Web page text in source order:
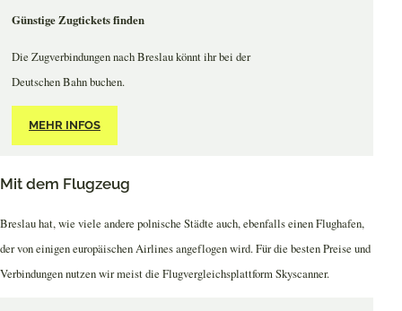
Günstige Zugtickets finden
Die Zugverbindungen nach Breslau könnt ihr bei der
Deutschen Bahn buchen.
MEHR INFOS
Mit dem Flugzeug
Breslau hat, wie viele andere polnische Städte auch, ebenfalls einen Flughafen,
der von einigen europäischen Airlines angeflogen wird. Für die besten Preise und
Verbindungen nutzen wir meist die Flugvergleichsplattform Skyscanner.